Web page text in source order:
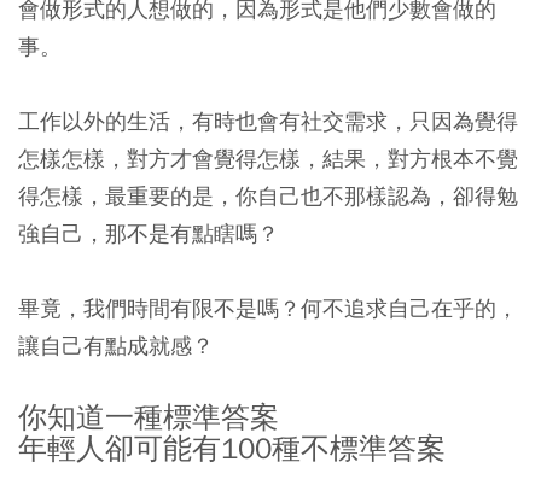
會做形式的人想做的，因為形式是他們少數會做的
事。
工作以外的生活，有時也會有社交需求，只因為覺得
怎樣怎樣，對方才會覺得怎樣，結果，對方根本不覺
得怎樣，最重要的是，你自己也不那樣認為，卻得勉
強自己，那不是有點瞎嗎？
畢竟，我們時間有限不是嗎？何不追求自己在乎的，
讓自己有點成就感？
你知道一種標準答案
年輕人卻可能有100種不標準答案